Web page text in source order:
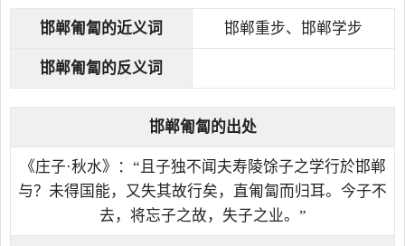
邯郸匍匐的近义词 邯郸重步、邯郸学步
邯郸匍匐的反义词
邯郸匍匐的出处
《庄子·秋水》：“且子独不闻夫寿陵馀子之学行於邯郸
与？未得国能，又失其故行矣，直匍匐而归耳。今子不
去，将忘子之故，失子之业。”